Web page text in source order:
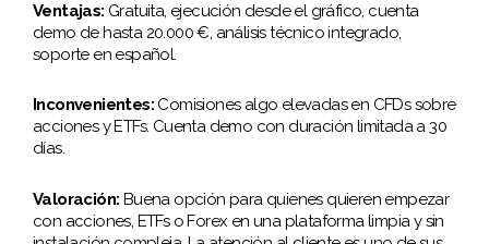
Ventajas: Gratuita, ejecución desde el gráfico, cuenta
demo de hasta 20.000 €, análisis técnico integrado,
soporte en español.
Inconvenientes: Comisiones algo elevadas en CFDs sobre
acciones y ETFs. Cuenta demo con duración limitada a 30
días.
Valoración: Buena opción para quienes quieren empezar
con acciones, ETFs o Forex en una plataforma limpia y sin